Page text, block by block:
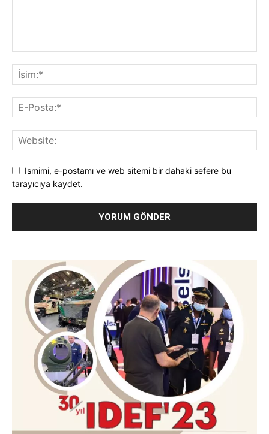
Ismimi, e-postamı ve web sitemi bir dahaki sefere bu
tarayıcıya kaydet.